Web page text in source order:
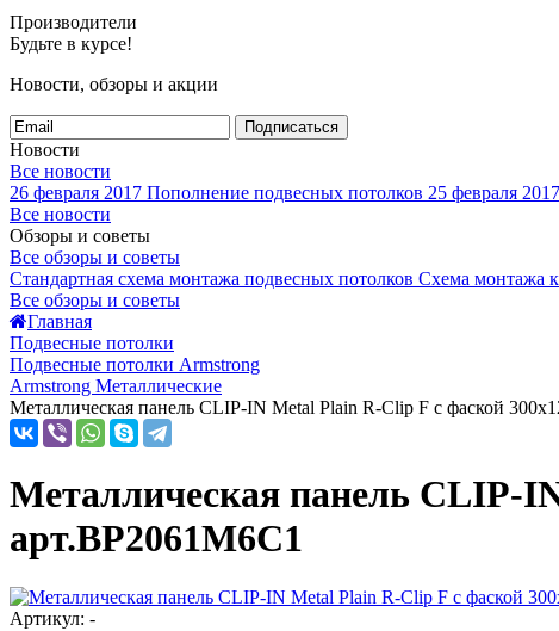
Производители
Будьте в курсе!
Новости, обзоры и акции
Подписаться
Новости
Все новости
26 февраля 2017 Пополнение подвесных потолков 25 февраля 2017
Все новости
Обзоры и советы
Все обзоры и советы
Стандартная схема монтажа подвесных потолков Схема монтажа
Все обзоры и советы
Главная
Подвесные потолки
Подвесные потолки Armstrong
Armstrong Металлические
Металлическая панель CLIP-IN Metal Plain R-Clip F с фаской
Металлическая панель CLIP-
арт.BP2061M6C1
Артикул: -